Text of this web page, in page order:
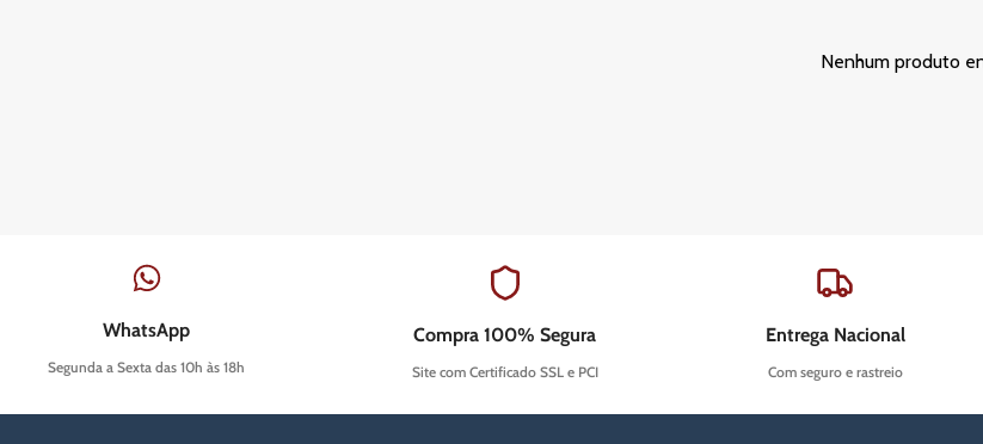
Nenhum produto
WhatsApp
Segunda a Sexta das 10h às 18h
Compra 100% Segura
Site com Certificado SSL e PCI
Entrega Nacional
Com seguro e rastreio